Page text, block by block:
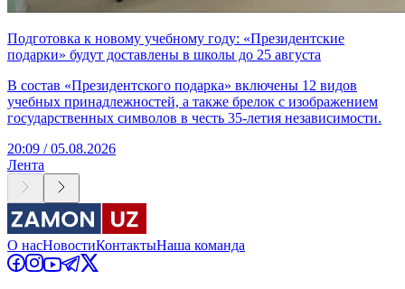
Подготовка к новому учебному году: «Президентские
подарки» будут доставлены в школы до 25 августа
В состав «Президентского подарка» включены 12 видов
учебных принадлежностей, а также брелок с изображением
государственных символов в честь 35-летия независимости.
20:09 / 05.08.2026
Лента
О насНовостиКонтактыНаша команда